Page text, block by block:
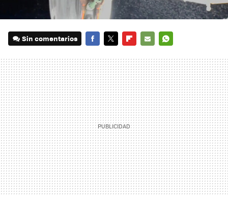
Sin comentarios
MAIL